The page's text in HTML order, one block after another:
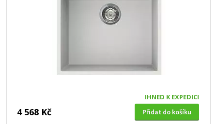
IHNED K EXPEDICI
4 568 Kč
Přidat do košíku